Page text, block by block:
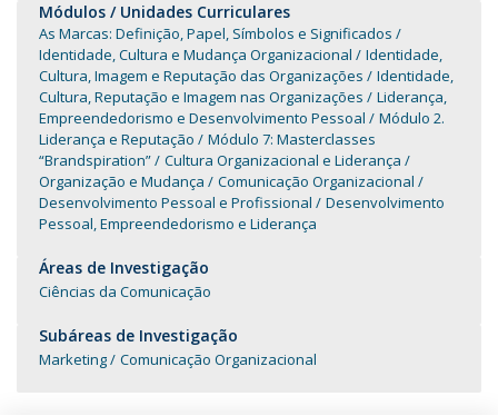
Módulos / Unidades Curriculares
As Marcas: Definição, Papel, Símbolos e Significados
Identidade, Cultura e Mudança Organizacional
Identidade,
Cultura, Imagem e Reputação das Organizações
Identidade,
Cultura, Reputação e Imagem nas Organizações
Liderança,
Empreendedorismo e Desenvolvimento Pessoal
Módulo 2.
Liderança e Reputação
Módulo 7: Masterclasses
“Brandspiration”
Cultura Organizacional e Liderança
Organização e Mudança
Comunicação Organizacional
Desenvolvimento Pessoal e Profissional
Desenvolvimento
Pessoal, Empreendedorismo e Liderança
Áreas de Investigação
Ciências da Comunicação
Subáreas de Investigação
Marketing Comunicação Organizacional